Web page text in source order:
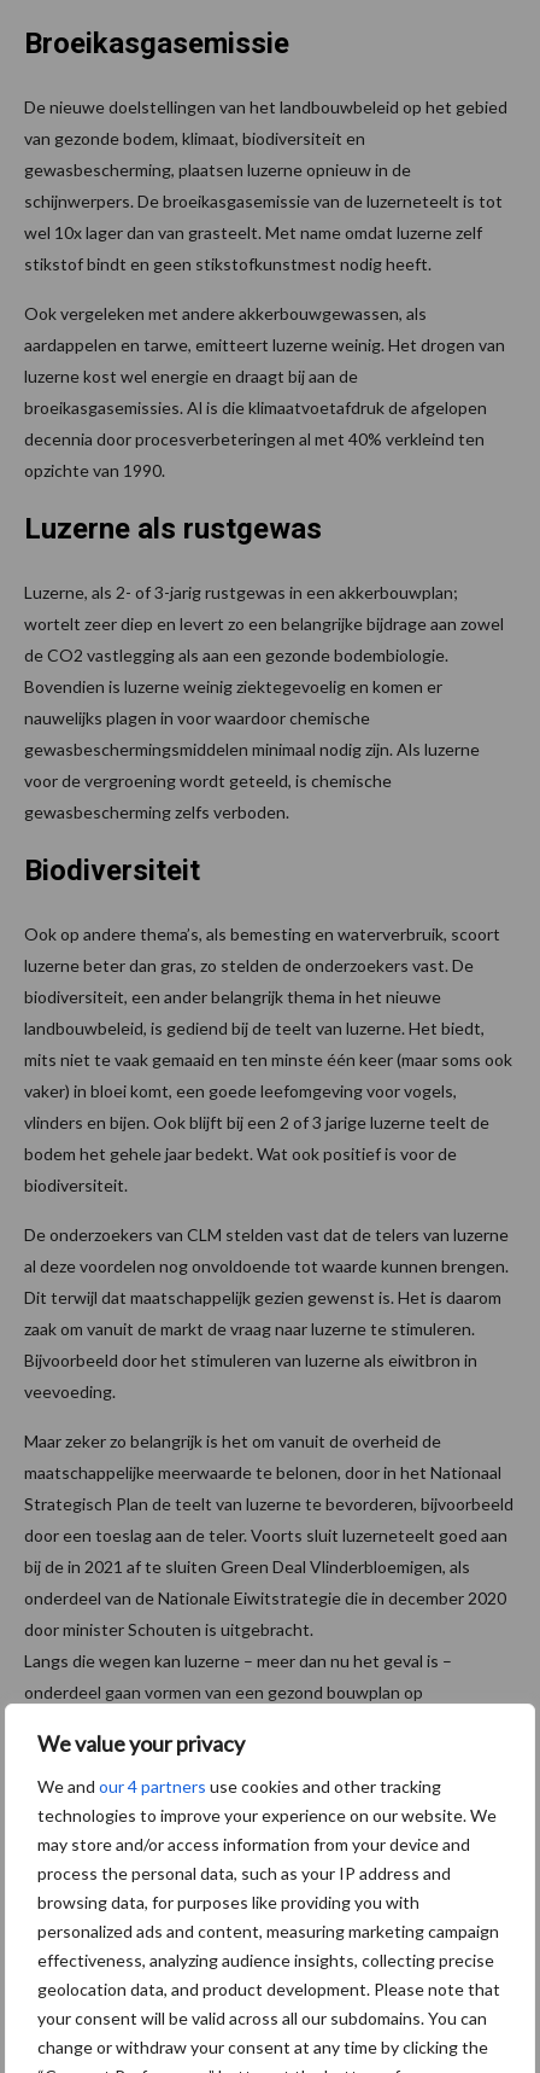
We value your privacy
We and our 4 partners use cookies and other tracking
technologies to improve your experience on our website. We
may store and/or access information from your device and
process the personal data, such as your IP address and
browsing data, for purposes like providing you with
personalized ads and content, measuring marketing campaign
effectiveness, analyzing audience insights, collecting precise
geolocation data, and product development. Please note that
your consent will be valid across all our subdomains. You can
change or withdraw your consent at any time by clicking the
Broeikasgasemissie
De nieuwe doelstellingen van het landbouwbeleid op het gebied
van gezonde bodem, klimaat, biodiversiteit en
gewasbescherming, plaatsen luzerne opnieuw in de
schijnwerpers. De broeikasgasemissie van de luzerneteelt is tot
wel 10x lager dan van grasteelt. Met name omdat luzerne zelf
stikstof bindt en geen stikstofkunstmest nodig heeft.
Ook vergeleken met andere akkerbouwgewassen, als
aardappelen en tarwe, emitteert luzerne weinig. Het drogen van
luzerne kost wel energie en draagt bij aan de
broeikasgasemissies. Al is die klimaatvoetafdruk de afgelopen
decennia door procesverbeteringen al met 40% verkleind ten
opzichte van 1990.
Luzerne als rustgewas
Luzerne, als 2- of 3-jarig rustgewas in een akkerbouwplan;
wortelt zeer diep en levert zo een belangrijke bijdrage aan zowel
de CO2 vastlegging als aan een gezonde bodembiologie.
Bovendien is luzerne weinig ziektegevoelig en komen er
nauwelijks plagen in voor waardoor chemische
gewasbeschermingsmiddelen minimaal nodig zijn. Als luzerne
voor de vergroening wordt geteeld, is chemische
gewasbescherming zelfs verboden.
Biodiversiteit
Ook op andere thema’s, als bemesting en waterverbruik, scoort
luzerne beter dan gras, zo stelden de onderzoekers vast. De
biodiversiteit, een ander belangrijk thema in het nieuwe
landbouwbeleid, is gediend bij de teelt van luzerne. Het biedt,
mits niet te vaak gemaaid en ten minste één keer (maar soms ook
vaker) in bloei komt, een goede leefomgeving voor vogels,
vlinders en bijen. Ook blijft bij een 2 of 3 jarige luzerne teelt de
bodem het gehele jaar bedekt. Wat ook positief is voor de
biodiversiteit.
De onderzoekers van CLM stelden vast dat de telers van luzerne
al deze voordelen nog onvoldoende tot waarde kunnen brengen.
Dit terwijl dat maatschappelijk gezien gewenst is. Het is daarom
zaak om vanuit de markt de vraag naar luzerne te stimuleren.
Bijvoorbeeld door het stimuleren van luzerne als eiwitbron in
veevoeding.
Maar zeker zo belangrijk is het om vanuit de overheid de
maatschappelijke meerwaarde te belonen, door in het Nationaal
Strategisch Plan de teelt van luzerne te bevorderen, bijvoorbeeld
door een toeslag aan de teler. Voorts sluit luzerneteelt goed aan
bij de in 2021 af te sluiten Green Deal Vlinderbloemigen, als
onderdeel van de Nationale Eiwitstrategie die in december 2020
door minister Schouten is uitgebracht.
Langs die wegen kan luzerne – meer dan nu het geval is –
onderdeel gaan vormen van een gezond bouwplan op
Meer artikelen over
“Hoge verwachtingen van
schijven voor kouters”
Nieuwe compacte